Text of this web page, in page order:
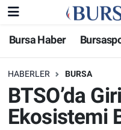
Bursa Haber
HABERLER BURSA
BTSO’da
Ekosistemi
Bursa Haber
Genel
Politika
Bursa Nöbetçi
Bursa Hava Durumu
Bursa Namaz